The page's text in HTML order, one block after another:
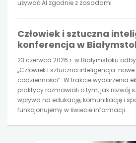
używać AI zgodnie z zasadami
Człowiek i sztuczna
konferencja w
23 czerwca 2026 r. w Białymstoku
„Człowiek i sztuczna inteligencja:
codzienności”. W trakcie wydarzenia
praktycy rozmawiali o tym, jak rozwój
wpływa na edukację, komunikację i
funkcjonujemy w świecie informacji.